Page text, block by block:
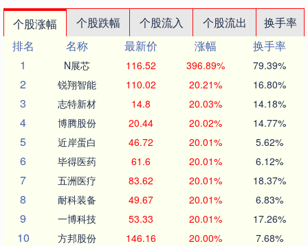
个股涨幅 个股跌幅 个股流入 个股流出
换手率
排名
名称 最新价 涨幅
换手率
1
N展芯 116.52 396.89% 79.39%
2 锐翔智能 110.02 20.21% 16.80%
3 志特新材 14.8 20.03% 14.18%
4 博腾股份 20.44 20.02% 14.77%
5 近岸蛋白 46.72 20.01% 5.62%
6 毕得医药 61.6 20.01% 6.12%
7 五洲医疗 83.62 20.01% 18.37%
8 耐科装备 49.67 20.01% 6.83%
9 一博科技 53.33 20.01% 17.26%
10 方邦股份 146.16 20.00% 7.68%